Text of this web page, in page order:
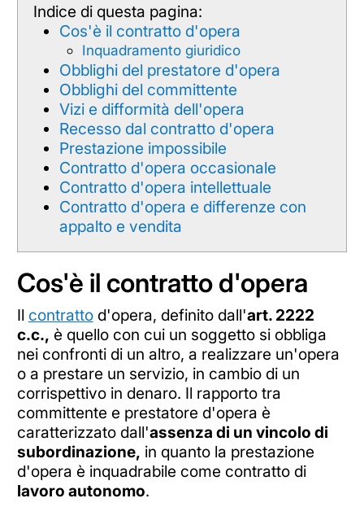
Indice di questa pagina:
Cos'è il contratto d'opera
Inquadramento giuridico
Obblighi del prestatore d'opera
Obblighi del committente
Vizi e difformità dell'opera
Recesso dal contratto d'opera
Prestazione impossibile
Contratto d'opera occasionale
Contratto d'opera intellettuale
Contratto d'opera e differenze con
appalto e vendita
Cos'è il contratto d'opera
Il contrattod'opera, definito dall'art. 2222
c.c., è quello con cui un soggetto si obbliga
nei confronti di un altro, a realizzare un'opera
o a prestare un servizio, in cambio di un
corrispettivo in denaro. Il rapporto tra
committente e prestatore d'opera è
caratterizzato dall'assenza di un vincolo di
subordinazione, in quanto la prestazione
d'opera è inquadrabile come contratto di
lavoro autonomo.